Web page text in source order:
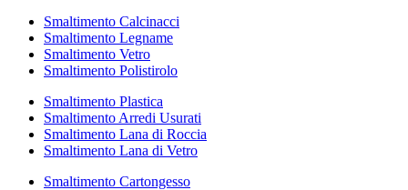
Smaltimento Calcinacci
Smaltimento Legname
Smaltimento Vetro
Smaltimento Polistirolo
Smaltimento Plastica
Smaltimento Arredi Usurati
Smaltimento Lana di Roccia
Smaltimento Lana di Vetro
Smaltimento Cartongesso